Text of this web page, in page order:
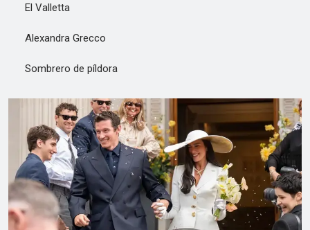
El Valletta
Alexandra Grecco
Sombrero de píldora